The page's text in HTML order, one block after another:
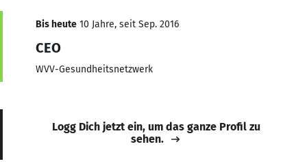
Bis heute 10 Jahre, seit Sep. 2016
CEO
WVV-Gesundheitsnetzwerk
Logg Dich jetzt ein, um das ganze Profil zu
sehen.